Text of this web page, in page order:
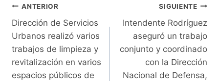
Navegación
de
entradas
ANTERIOR
Dirección de Servicios
Urbanos realizó varios
trabajos de limpieza y
revitalización en varios
espacios públicos de
SIGUIENTE
Intendente Rodríguez
aseguró un trabajo
conjunto y coordinado
con la Dirección
Nacional de Defensa,